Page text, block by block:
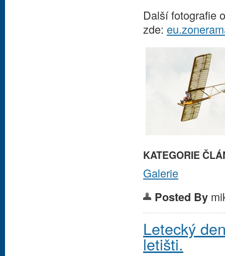
Další fotografie
zde:
KATEGORIE
Galerie
Posted By
Letecký
letišti.